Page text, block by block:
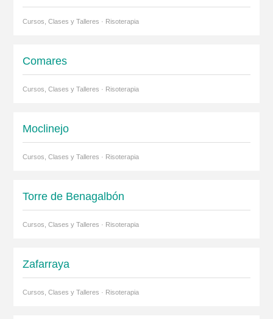
Cursos, Clases y Talleres · Risoterapia
Comares
Cursos, Clases y Talleres · Risoterapia
Moclinejo
Cursos, Clases y Talleres · Risoterapia
Torre de Benagalbón
Cursos, Clases y Talleres · Risoterapia
Zafarraya
Cursos, Clases y Talleres · Risoterapia